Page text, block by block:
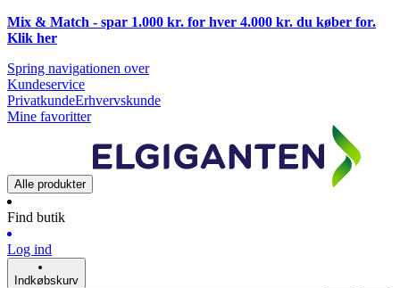
Mix & Match - spar 1.000 kr. for hver 4.000 kr. du køber for.
Klik her
Spring navigationen over
Kundeservice
PrivatkundeErhvervskunde
Mine favoritter
Alle produkter
Find butik
Log ind
Indkøbskurv